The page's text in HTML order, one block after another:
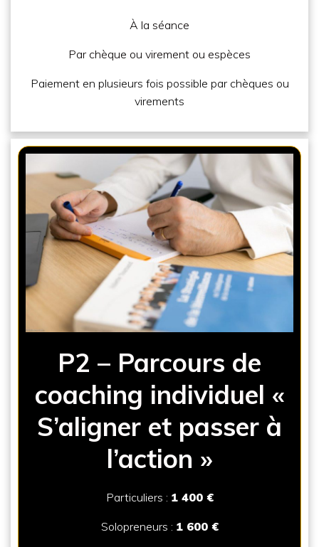
À la séance
Par chèque ou virement ou espèces
Paiement en plusieurs fois possible par chèques ou
virements
P2 – Parcours de
coaching individuel «
S’aligner et passer à
l’action »
Particuliers : 1 400 €
Solopreneurs : 1 600 €